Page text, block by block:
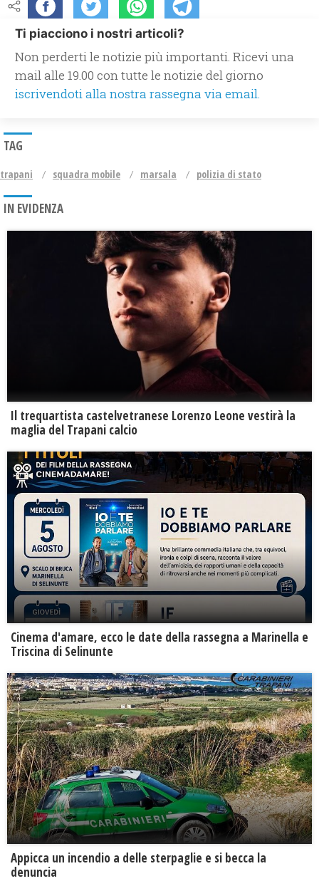
Ti piacciono i nostri articoli?
Non perderti le notizie più importanti. Ricevi una
mail alle 19.00 con tutte le notizie del giorno
iscrivendoti alla nostra rassegna via email.
TAG
trapani squadra mobile marsala polizia di stato
IN EVIDENZA
Il trequartista castelvetranese Lorenzo Leone vestirà la
maglia del Trapani calcio
Cinema d'amare, ecco le date della rassegna a Marinella e
Triscina di Selinunte
Appicca un incendio a delle sterpaglie e si becca la
denuncia